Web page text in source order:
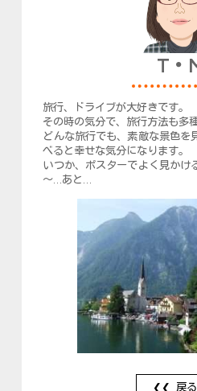
T・
旅行、ドライブが大好きです。
その時の気分で、旅行方法も多
どんな旅行でも、素敵な景色を
べると幸せな気分になります。
いつか、ポスターでよく見かけ
～…あと…
戻る